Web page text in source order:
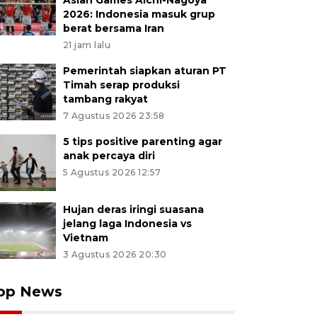
2026: Indonesia masuk grup
berat bersama Iran
21 jam lalu
Pemerintah siapkan aturan PT
Timah serap produksi
tambang rakyat
7 Agustus 2026 23:58
5 tips positive parenting agar
anak percaya diri
5 Agustus 2026 12:57
Hujan deras iringi suasana
jelang laga Indonesia vs
Vietnam
3 Agustus 2026 20:30
News